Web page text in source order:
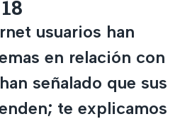
usuarios han
en relación con
señalado que sus
te explicamos